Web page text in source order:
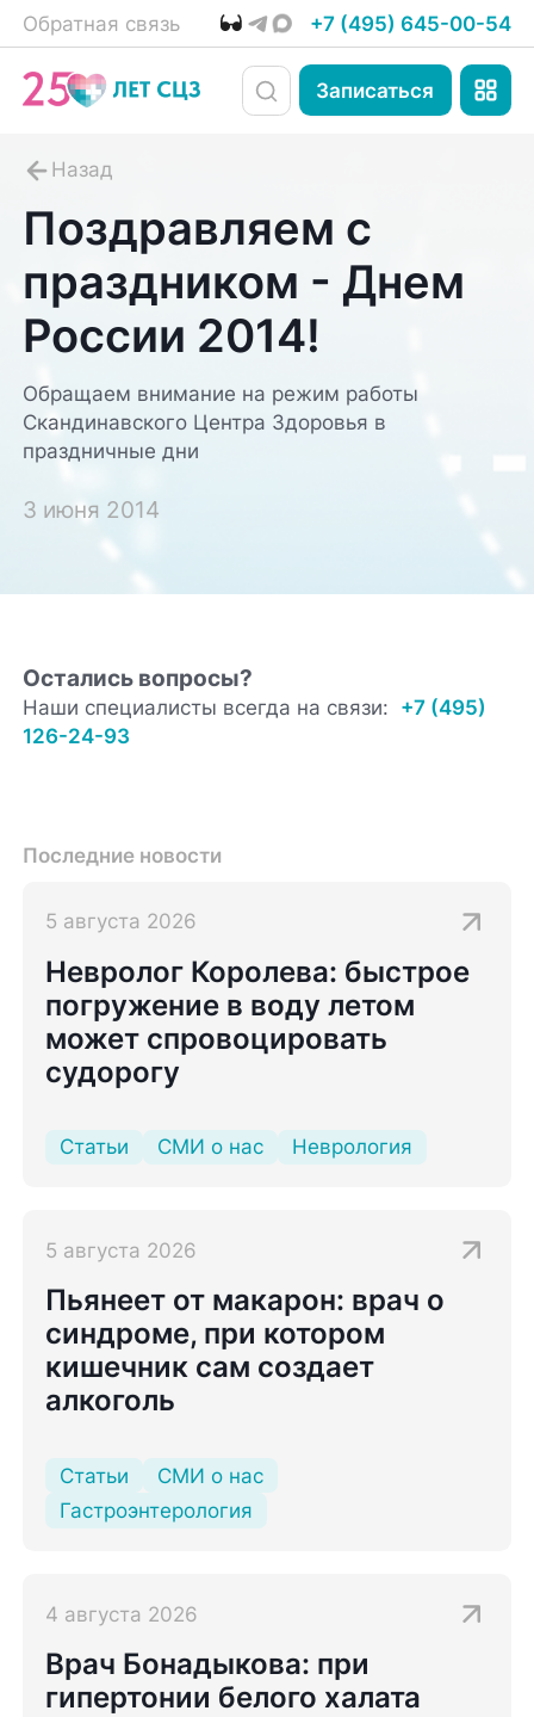
Обратная связь +7 (495) 645-00-54
Записаться
Поздравляем с
праздником - Днем
России 2014!
Обращаем внимание на режим работы
Скандинавского Центра Здоровья в
праздничные дни
3 июня 2014
Остались вопросы?
Наши специалисты всегда на связи: +7 (495)
126-24-93
Последние новости
5 августа 2026
Невролог Королева: быстрое
погружение в воду летом
может спровоцировать
судорогу
Статьи СМИ о нас Неврология
5 августа 2026
Пьянеет от макарон: врач о
синдроме, при котором
кишечник сам создает
алкоголь
Статьи
СМИ о нас
Гастроэнтерология
4 августа 2026
Врач Бонадыкова: при
гипертонии белого халата